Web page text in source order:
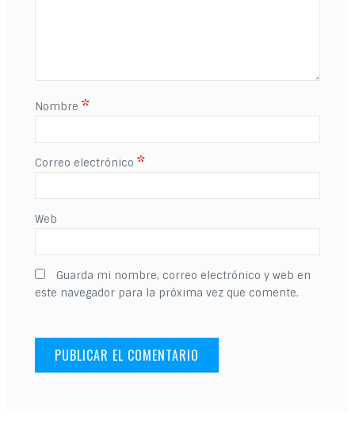
Nombre *
Correo electrónico *
Web
Guarda mi nombre, correo electrónico y web en
este navegador para la próxima vez que comente.